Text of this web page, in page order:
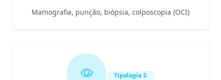
Mamografia, punção, biópsia, colposcopia (OCI)
Tipologia 3